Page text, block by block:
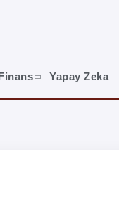
Yapay Zeka